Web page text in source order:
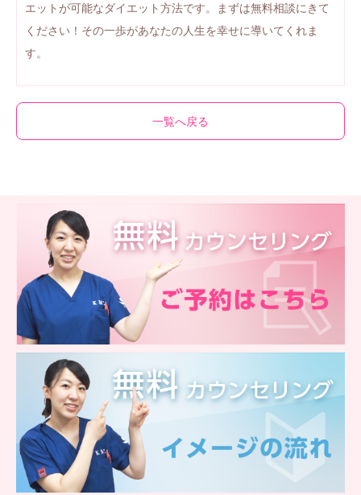
エットが可能なダイエット方法です。まずは無料相談にきて
ください！その一歩があなたの人生を幸せに導いてくれま
す。
一覧へ戻る